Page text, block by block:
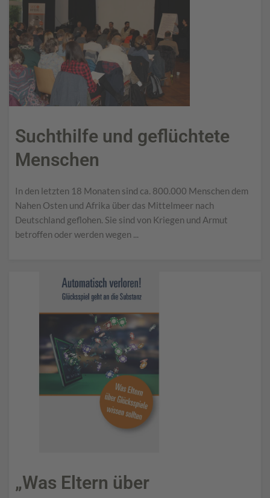
Suchthilfe und geflüchtete
Menschen
In den letzten 18 Monaten sind ca. 800.000 Menschen dem
Nahen Osten und Afrika über das Mittelmeer nach
Deutschland geflohen. Sie sind von Kriegen und Armut
betroffen oder werden wegen ...
„Was Eltern über